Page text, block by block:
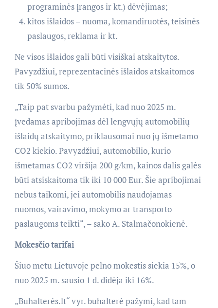
programinės įrangos ir kt.) dėvėjimas;
kitos išlaidos – nuoma, komandiruotės, teisinės
paslaugos, reklama ir kt.
Ne visos išlaidos gali būti visiškai atskaitytos.
Pavyzdžiui, reprezentacinės išlaidos atskaitomos
tik 50% sumos.
„Taip pat svarbu pažymėti, kad nuo 2025 m.
įvedamas apribojimas dėl lengvųjų automobilių
išlaidų atskaitymo, priklausomai nuo jų išmetamo
CO2 kiekio. Pavyzdžiui, automobilio, kurio
išmetamas CO2 viršija 200 g/km, kainos dalis galės
būti atsiskaitoma tik iki 10 000 Eur. Šie apribojimai
nebus taikomi, jei automobilis naudojamas
nuomos, vairavimo, mokymo ar transporto
paslaugoms teikti“, – sako A. Stalmačonokienė.
Mokesčio tarifai
Šiuo metu Lietuvoje pelno mokestis siekia 15%, o
nuo 2025 m. sausio 1 d. didėja iki 16%.
„Buhalterės.lt“ vyr. buhalterė pažymi, kad tam